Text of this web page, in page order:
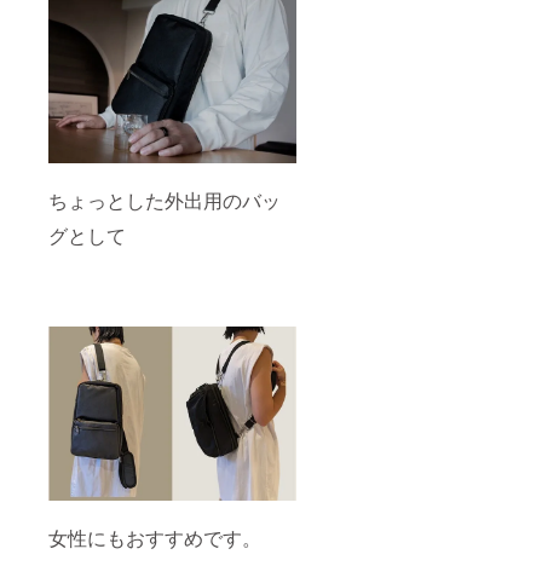
ちょっとした外出用のバッ
グとして
女性にもおすすめです。